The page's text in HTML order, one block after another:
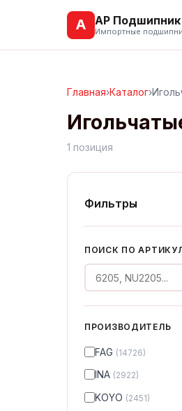
А АР Подшипник
Импортные
Главная›Каталог›
1 позиция
Фильтры
ПОИСК ПО
ПРОИЗВОДИТЕЛЬ
FAG (14726)
INA (2922)
KOYO (2451)